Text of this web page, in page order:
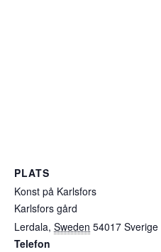
PLATS
Konst på Karlsfors
Karlsfors gård
Lerdala, Sweden 54017 Sverige
Telefon